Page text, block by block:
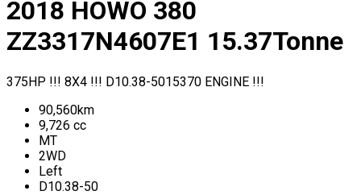
2018 HOWO 380
ZZ3317N4607E1 15.37Tonne
375HP !!! 8X4 !!! D10.38-5015370 ENGINE !!!
90,560km
9,726 cc
MT
2WD
Left
D10.38-50